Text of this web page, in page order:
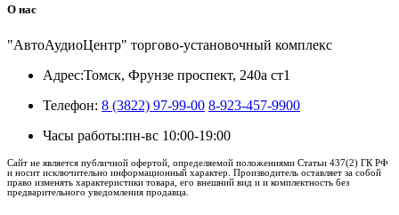
О нас
"АвтоАудиоЦентр" торгово-установочный комплекс
Адрес:Томск, Фрунзе проспект, 240а ст1
Телефон: 8 (3822) 97-99-00 8-923-457-9900
Часы работы:пн-вс 10:00-19:00
Сайт не является публичной офертой, определяемой положениями Статьи 437(2) ГК РФ
и носит исключительно информационный характер. Производитель оставляет за собой
право изменять характеристики товара, его внешний вид и и комплектность без
предварительного уведомления продавца.